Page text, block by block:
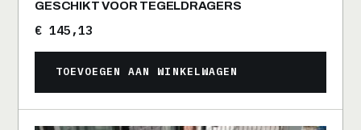
GESCHIKT VOOR TEGELDRAGERS
€ 145,13
TOEVOEGEN AAN WINKELWAGEN